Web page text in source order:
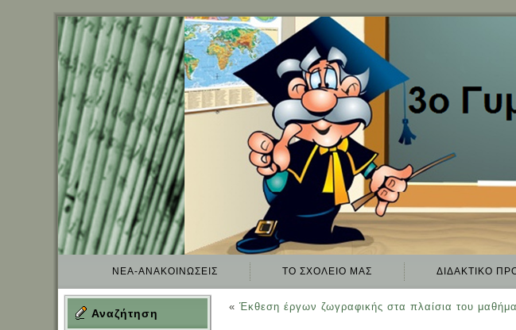
ΝΈΑ-ΑΝΑΚΟΙΝΏΣΕΙΣ TO ΣΧΟΛΕΊΟ ΜΑΣ ΔΙΔΑΚΤΙΚΌ
Αναζήτηση
«Έκθεση έργων ζωγραφικής στα πλαίσια του